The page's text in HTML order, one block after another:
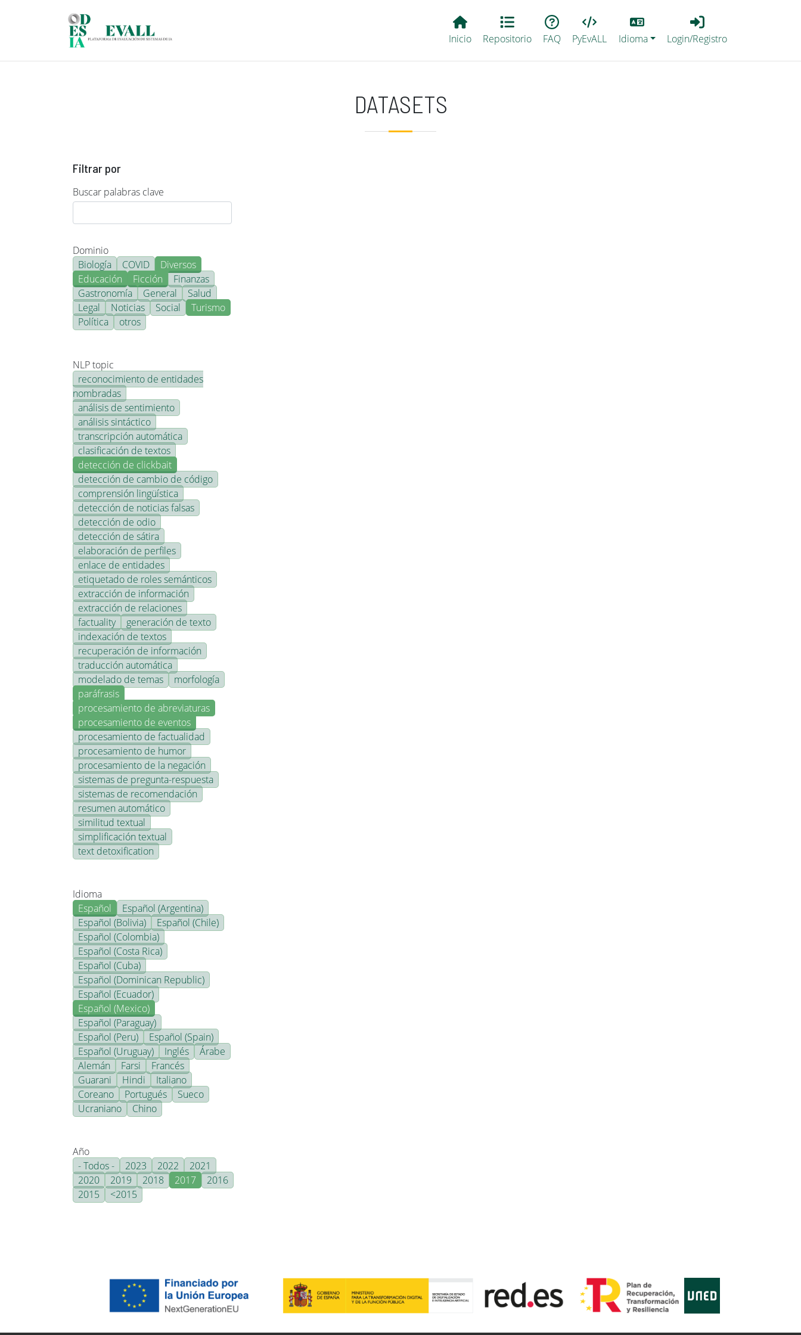
Main EvALL
Inicio Repositorio FAQ PyEvALL
Lang
Idioma
Login_Registro
Login/Registro
DATASETS
Filtrar por
Buscar palabras clave
Dominio
Biología
COVID
Diversos
Educación
Ficción
Finanzas
Gastronomía
General
Salud
Legal
Noticias Social
Turismo
Política
otros
NLP topic
reconocimiento de entidades
nombradas
análisis de sentimiento
análisis sintáctico
transcripción automática
clasificación de textos
detección de clickbait
detección de cambio de código
comprensión lingüística
detección de noticias falsas
detección de odio
detección de sátira
elaboración de perfiles
enlace de entidades
etiquetado de roles semánticos
extracción de información
extracción de relaciones
factuality
generación de texto
indexación de textos
recuperación de información
traducción automática
modelado de temas
morfología
paráfrasis
procesamiento de abreviaturas
procesamiento de eventos
procesamiento de factualidad
procesamiento de humor
procesamiento de la negación
sistemas de pregunta-respuesta
sistemas de recomendación
resumen automático
similitud textual
simplificación textual
text detoxification
Idioma
Español
Español (Argentina)
Español (Bolivia)
Español (Chile)
Español (Colombia)
Español (Costa Rica)
Español (Cuba)
Español (Dominican Republic)
Español (Ecuador)
Español (Mexico)
Español (Paraguay)
Español (Peru)
Español (Spain)
Español (Uruguay)
Inglés
Árabe
Alemán
Farsi
Francés
Guarani
Hindi
Italiano
Coreano
Portugués
Sueco
Ucraniano
Chino
Año
- Todos -
2023 2022
2021
2020
2019 2018 2017
2016
2015
<2015